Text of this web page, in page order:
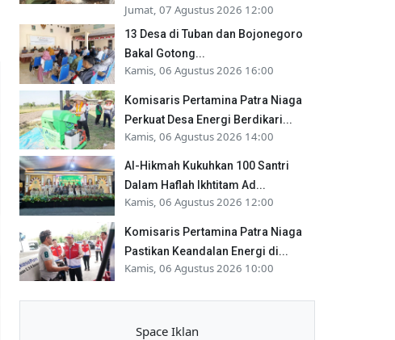
Jumat, 07 Agustus 2026 12:00
13 Desa di Tuban dan Bojonegoro
Bakal Gotong...
Kamis, 06 Agustus 2026 16:00
Komisaris Pertamina Patra Niaga
Perkuat Desa Energi Berdikari...
Kamis, 06 Agustus 2026 14:00
Al-Hikmah Kukuhkan 100 Santri
Dalam Haflah Ikhtitam Ad...
Kamis, 06 Agustus 2026 12:00
Komisaris Pertamina Patra Niaga
Pastikan Keandalan Energi di...
Kamis, 06 Agustus 2026 10:00
Space Iklan